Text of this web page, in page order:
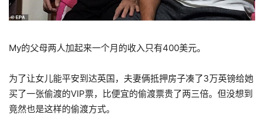
My的父母两人加起来一个月的收入只有400美元。
为了让女儿能平安到达英国，夫妻俩抵押房子凑了3万英镑给她
买了一张偷渡的VIP票，比便宜的偷渡票贵了两三倍。但没想到
竟然也是这样的偷渡方式。